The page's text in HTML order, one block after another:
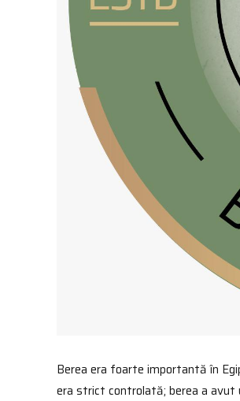
Berea era foarte importantă în
era strict controlată; berea a